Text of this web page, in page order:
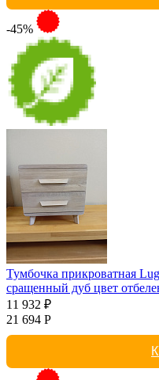
-45%
Тумбочка прикроватная
сращенный дуб цвет
11 932 ₽
21 694 Р